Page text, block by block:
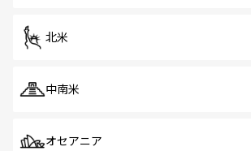
北米
中南米
オセアニア